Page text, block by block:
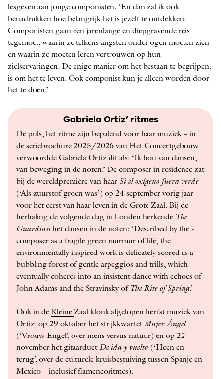
lesgeven aan jonge componisten. ‘En dan zal ik ook
benadrukken hoe belangrijk het is jezelf te ontdekken.
Componisten gaan een jarenlange en diepgravende reis
tegemoet, waarin ze telkens angsten onder ogen moeten zien
en waarin ze moeten leren vertrouwen op hun
zielservaringen. De enige manier om het bestaan te begrijpen,
is om het te leven. Ook componist kun je alleen worden door
het te doen.’
Gabriela Ortiz’ ritmes
De puls, het ritme zijn bepalend voor haar muziek – in
de serie­brochure 2025/2026 van Het Concertgebouw
verwoordde Gabriela Ortiz dit als: ‘Ik hou van dansen,
van beweging in de noten.’ De composer in residence zat
bij de wereldpremière van haar Si el oxígeno fuera verde
(‘Als zuurstof groen was’) op 24 september vorig jaar
voor het eerst van haar leven in de Grote Zaal. Bij de
herhaling de volgende dag in Londen herkende The
Guardianhet dansen in de noten: ‘Described by the ­
composer as a ­fragile green murmur of life, the
environmentally inspired work is delicately scored as a
bubbling forest of gentle arpeggios and trills, which
eventually coheres into an insistent dance with echoes of
John Adams and the Stravinsky of The Rite of Spring.’
Ook in de Kleine Zaal klonk afgelopen herfst muziek van
Ortiz: op 29 oktober het strijkkwartetMujer Ángel
(‘Vrouw Engel’, over mens versus natuur) en op 22
november het gitaarduetDe ida y vuelta (‘Heen en
terug’, over de culturele kru­isbestuiving tussen Spanje en
Mexico – inclusief flamencoritmes).